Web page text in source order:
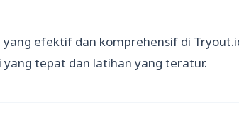
efektif dan komprehensif di
tepat dan latihan yang teratur.